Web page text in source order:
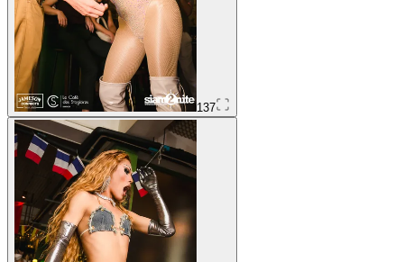
137